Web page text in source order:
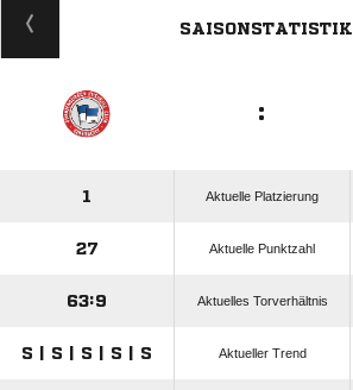
SAISONSTATISTIK
:
1 Aktuelle Platzierung
27 Aktuelle Punktzahl
63:9 Aktuelles Torverhältnis
S | S | S | S | S Aktueller Trend